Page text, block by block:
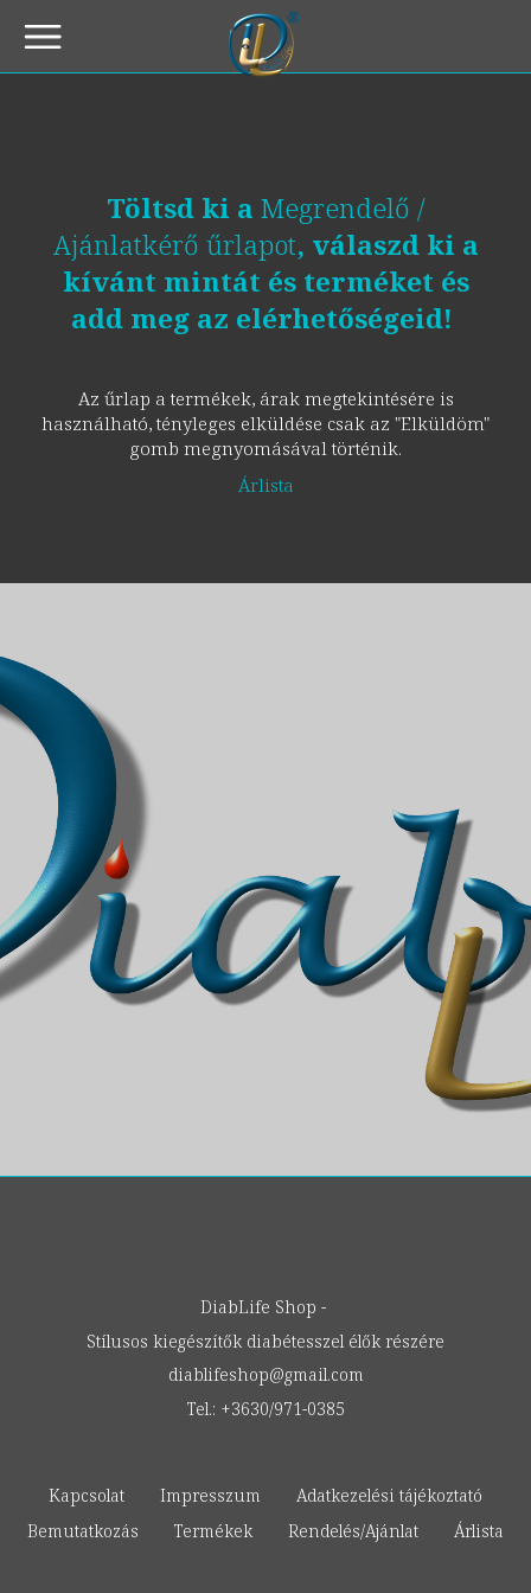
Töltsd ki a Megrendelő /
Ajánlatkérő űrlapot, válaszd ki a
kívánt mintát és terméket és
add meg az elérhetőségeid!
Az űrlap a termékek, árak megtekintésére is
használható, tényleges elküldése csak az "Elküldöm"
gomb megnyomásával történik.
Árlista
DiabLife Shop -
Stílusos kiegészítők diabétesszel élők részére
diablifeshop@gmail.com
Tel.: +3630/971-0385
Kapcsolat Impresszum
Adatkezelési tájékoztató
Bemutatkozás
Termékek Rendelés/Ajánlat Árlista